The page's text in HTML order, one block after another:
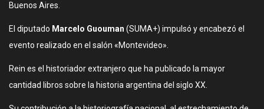
Buenos Aires.
El diputado Marcelo Guouman (SUMA+) impulsó y encabezó el
evento realizado en el salón «Montevideo».
Rein es el historiador extranjero que ha publicado la mayor
cantidad libros sobre la historia argentina del siglo XX.